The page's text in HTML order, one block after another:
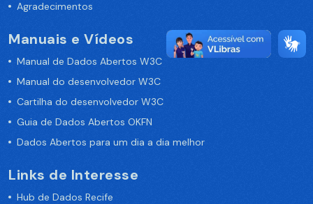
Agradecimentos
Manuais e Vídeos
Manual de Dados Abertos W3C
Manual do desenvolvedor W3C
Cartilha do desenvolvedor W3C
Guia de Dados Abertos OKFN
Dados Abertos para um dia a dia melhor
Links de Interesse
Hub de Dados Recife